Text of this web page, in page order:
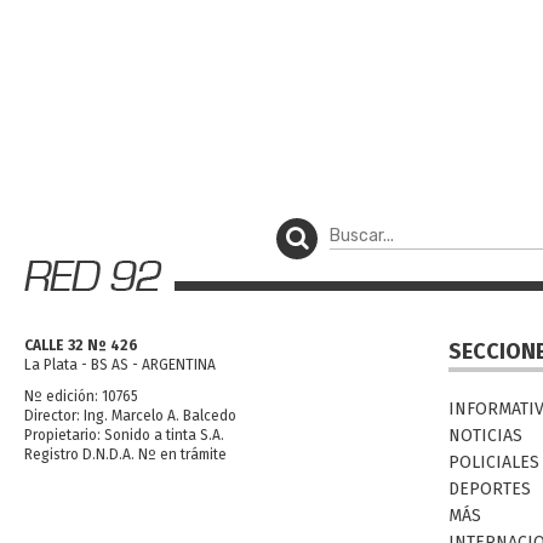
CALLE 32 Nº 426
La Plata - BS AS - ARGENTINA
Nº edición: 10765
Director: Ing. Marcelo A. Balcedo
Propietario: Sonido a tinta S.A.
Registro D.N.D.A. Nº en trámite
NOTICIAS
POLICIALES
DEPORTES
MÁS